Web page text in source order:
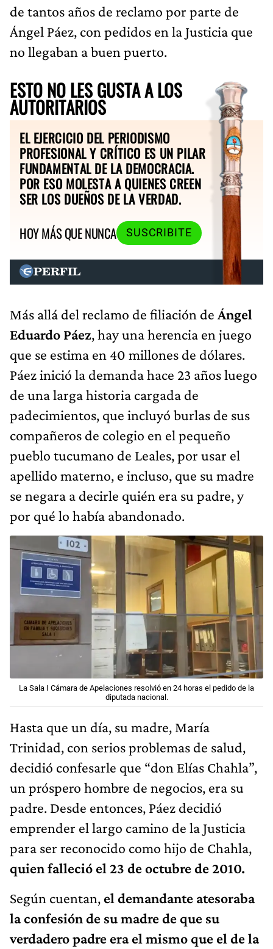
de tantos años de reclamo por parte de
Ángel Páez, con pedidos en la Justicia que
no llegaban a buen puerto.
ESTO NO LES GUSTA A LOS
AUTORITARIOS
EL EJERCICIO DEL PERIODISMO
PROFESIONAL Y CRÍTICO ES UN PILAR
FUNDAMENTAL DE LA DEMOCRACIA.
POR ESO MOLESTA A QUIENES CREEN
SER LOS DUEÑOS DE LA VERDAD.
HOY MÁS QUE NUNCA
SUSCRIBITE
Más allá del reclamo de filiación de Ángel
Eduardo Páez, hay una herencia en juego
que se estima en 40 millones de dólares.
Páez inició la demanda hace 23 años luego
de una larga historia cargada de
padecimientos, que incluyó burlas de sus
compañeros de colegio en el pequeño
pueblo tucumano de Leales, por usar el
apellido materno, e incluso, que su madre
se negara a decirle quién era su padre, y
por qué lo había abandonado.
La Sala I Cámara de Apelaciones resolvió en 24 horas el pedido de la
diputada nacional.
Hasta que un día, su madre, María
Trinidad, con serios problemas de salud,
decidió confesarle que “don Elías Chahla”,
un próspero hombre de negocios, era su
padre. Desde entonces, Páez decidió
emprender el largo camino de la Justicia
para ser reconocido como hijo de Chahla,
quien falleció el 23 de octubre de 2010.
Según cuentan, el demandante atesoraba
la confesión de su madre de que su
verdadero padre era el mismo que el de la